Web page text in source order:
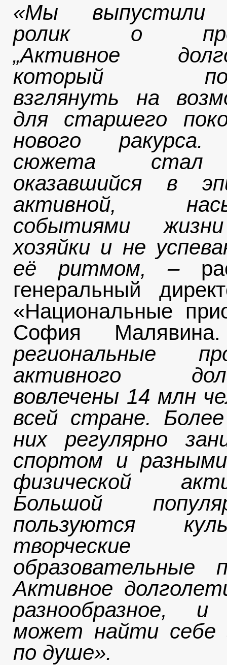
«Мы выпустили
ролик о
„Активное
который
взглянуть на
для старшего
нового ракурса.
сюжета стал
оказавшийся в
активной,
событиями
хозяйки и не
её ритмом, –
генеральный
«Национальные
София Малявина.
региональные
активного
вовлечены 14 млн
всей стране.
них регулярно
спортом и
физической
Большой
пользуются
образовательные
Активное
разнообразное,
может найти себе
по душе».